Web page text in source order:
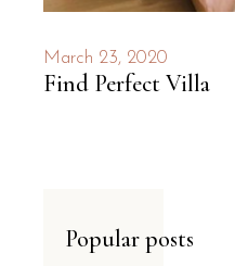
March 23, 2020
Find Perfect Villa
Popular posts